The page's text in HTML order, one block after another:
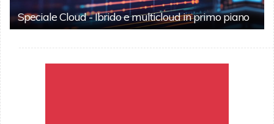
Speciale Cloud - Ibrido e multicloud in primo piano